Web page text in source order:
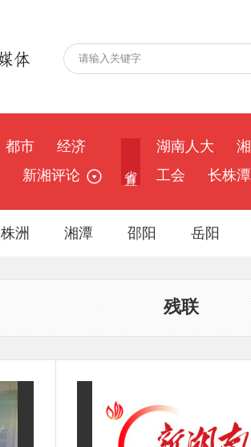
都市
经济
新湘评论
湖南人大
工会
长株
株洲 湘潭 邵阳 岳阳
残联